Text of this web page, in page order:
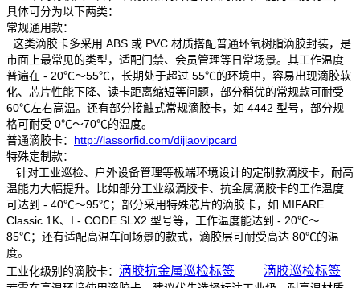
具体可分为以下两类：
常规通用款：
这类滴胶卡多采用 ABS 或 PVC 材质搭配普通环氧树脂滴胶封装，是
市面上最常见的类型，适配门禁、会员管理等日常场景。其工作温度
普遍在 - 20℃～55℃，长期处于超过 55℃的环境中，容易出现滴胶软
化、芯片性能下降、读卡距离缩短等问题，部分稍优的常规款可耐受
60℃左右高温。还有部分接触式常规滴胶卡，如 4442 型号，部分规
格可耐受 0℃～70℃的温度。
普通滴胶卡： http://lassorfid.com/dijiaovipcard
特殊定制款：
针对工业巡检、户外设备管理等极端环境设计的定制款滴胶卡，耐高
温能力大幅提升。比如部分工业级滴胶卡、抗金属滴胶卡的工作温度
可达到 - 40℃～95℃；部分采用特殊芯片的滴胶卡，如 MIFARE
Classic 1K、I - CODE SLX2 型号等，工作温度能达到 - 20℃～
85℃；还有适配高温车间场景的款式，滴胶层可耐受高达 80℃的温
度。
工业化级别的滴胶卡： 滴胶抗金属巡检标签 滴胶巡检标签